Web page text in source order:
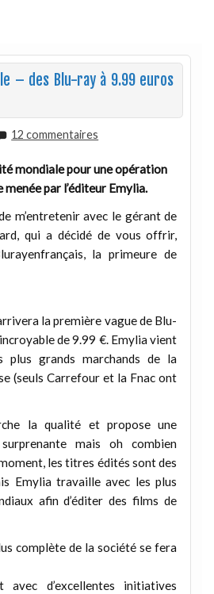
– des Blu-ray à 9.99 euros
12 commentaires
mondiale pour une opération
par l’éditeur Emylia.
m’entretenir avec le gérant de
qui a décidé de vous offrir,
la primeure de
la première vague de Blu-
de 9.99 €. Emylia vient
plus grands marchands de la
(seuls Carrefour et la Fnac ont
la qualité et propose une
mais oh combien
les titres édités sont des
Emylia travaille avec les plus
afin d’éditer des films de
complète de la société se fera
avec d’excellentes initiatives